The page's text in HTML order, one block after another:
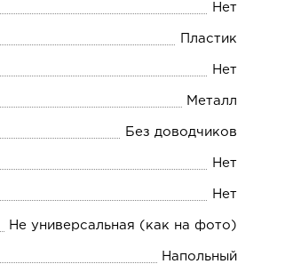
Нет
Пластик
Нет
Металл
Без доводчиков
Нет
Нет
Не универсальная (как на фото)
Напольный